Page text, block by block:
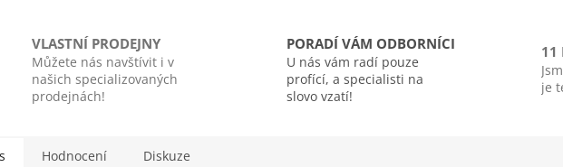
VLASTNÍ PRODEJNY
Můžete nás navštívit i v
našich specializovaných
prodejnách!
PORADÍ VÁM ODBORNÍCI
U nás vám radí pouze
profící, a specialisti na
slovo vzatí!
11
je
Hodnocení Diskuze